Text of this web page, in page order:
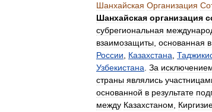
Шанхайская Организация
Шанхайская организация
субрегиональная
взаимозащиты основанная в
России
Казахстана
Узбекистана За
страны являлись
основанной в результате
между Казахстаном